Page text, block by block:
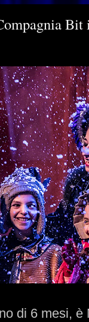
Bit
di 6 mesi, è